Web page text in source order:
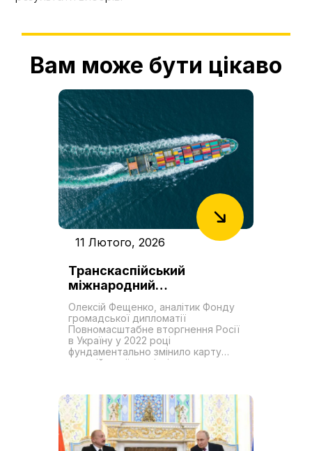
Вам може бути цікаво
11 Лютого, 2026
Транскаспійський
міжнародний
транспортний маршрут як
новий «Шовковий шлях».
Роль України у формуванні
транзитних можливостей
Олексій Фещенко, аналітик Фонду
громадської дипломатії
Повномасштабне вторгнення Росії
в Україну у 2022 році
фундаментально змінило карту
євразійської торгівлі,
маршрут (ТМТМ або Середній
коридор) на проєкт першочергової
геостратегічної важливості в
регіоні. Цей логістичний коридор,
що оминає російську територію,